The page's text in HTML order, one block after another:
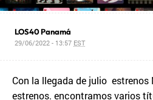
LOS40 Panamá
29/06/2022 - 13:57 EST
Con la llegada de julio
estrenos. encontramos varios